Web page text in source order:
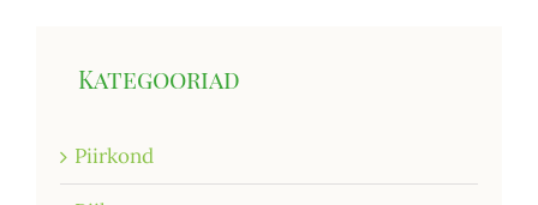
Kategooriad
Piirkond